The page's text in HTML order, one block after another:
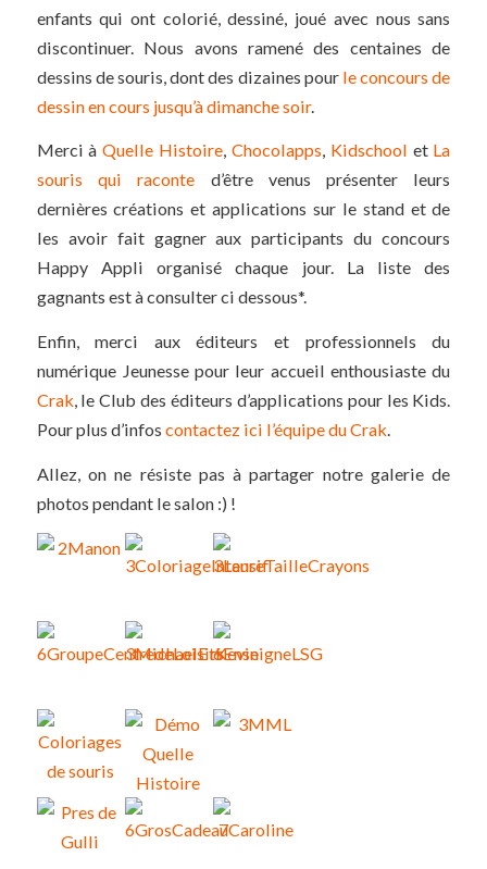
enfants qui ont colorié, dessiné, joué avec nous sans
discontinuer. Nous avons ramené des centaines de
dessins de souris, dont des dizaines pour le concours de
dessin en cours jusqu’à dimanche soir.
Merci àQuelle Histoire, Chocolapps, Kidschool et La
souris qui raconte d’être venus présenter leurs
dernières créations et applications sur le stand et de
les avoir fait gagner aux participants du concours
Happy Appli organisé chaque jour. La liste des
gagnants est à consulter ci dessous*.
Enfin, merci aux éditeurs et professionnels du
numérique Jeunesse pour leur accueil enthousiaste du
Crak, le Club des éditeurs d’applications pour les Kids.
Pour plus d’infos contactez ici l’équipe du Crak.
Allez, on ne résiste pas à partager notre galerie de
photos pendant le salon :) !